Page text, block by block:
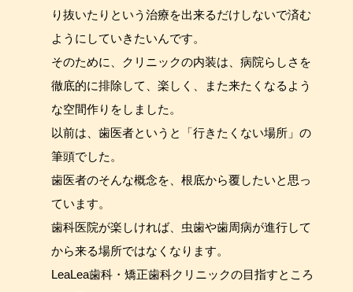
り抜いたりという治療を出来るだけしないで済む
ようにしていきたいんです。
そのために、クリニックの内装は、病院らしさを
徹底的に排除して、楽しく、また来たくなるよう
な空間作りをしました。
以前は、歯医者というと「行きたくない場所」の
筆頭でした。
歯医者のそんな概念を、根底から覆したいと思っ
ています。
歯科医院が楽しければ、虫歯や歯周病が進行して
から来る場所ではなくなります。
LeaLea歯科・矯正歯科クリニックの目指すところ